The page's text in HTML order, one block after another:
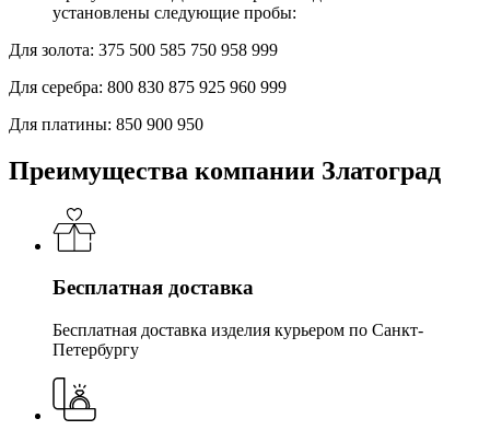
установлены следующие пробы:
Для золота: 375 500 585 750 958 999
Для серебра: 800 830 875 925 960 999
Для платины: 850 900 950
Преимущества компании Златоград
Бесплатная доставка
Бесплатная доставка изделия курьером по Санкт-
Петербургу